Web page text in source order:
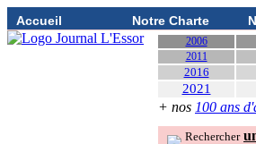
Accueil Notre Charte
2006
2011
2016
2021
+ nos 100 ans
Rechercher